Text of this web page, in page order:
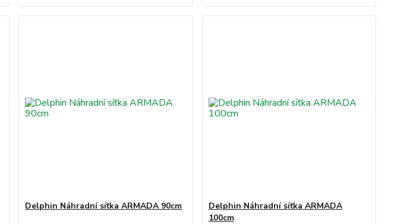
Delphin Náhradní síťka ARMADA 90cm
Delphin Náhradní síťka ARMADA
100cm